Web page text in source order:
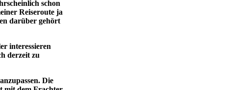
schon
Reiseroute ja
darüber gehört
interessieren
derzeit zu
Die